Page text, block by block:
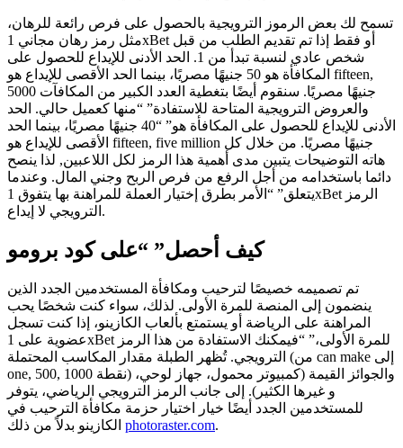
تسمح لك بعض الرموز الترويجية بالحصول على فرص رائعة للرهان،
مثل رمز رهان مجاني 1xBet أو فقط إذا تم تقديم الطلب من قبل
شخص عادي لنسبة تبدأ من 1. الحد الأدنى للإيداع للحصول على
المكافأة هو 50 جنيهًا مصريًا، بينما الحد الأقصى للإيداع هو fifteen,
5000 جنيهًا مصريًا. سنقوم أيضًا بتغطية العدد الكبير من المكافآت
والعروض الترويجية المتاحة للاستفادة” “منها كعميل حالي. الحد
الأدنى للإيداع للحصول على المكافأة هو” “40 جنيهًا مصريًا، بينما الحد
الأقصى للإيداع هو fifteen, five million جنيهًا مصريًا. من خلال كل
هاته التوضيحات يتبين مدى أهمية هذا الرمز لكل اللاعبين, لذا ينصح
دائما باستخدامه من أجل الرفع من فرص الربح وجني المال. وعندما
يتعلق” “الأمر بطرق إختيار العملة للمراهنة بها يتفوق 1xBet الرمز
الترويجي لا إيداع.
كيف أحصل” “على كود برومو
تم تصميمه خصيصًا لترحيب ومكافأة المستخدمين الجدد الذين
ينضمون إلى المنصة للمرة الأولى. لذلك، سواء كنت شخصًا يحب
المراهنة على الرياضة أو يستمتع بألعاب الكازينو، إذا كنت تسجل
عضوية على 1xBet للمرة الأولى،” “فيمكنك الاستفادة من هذا الرمز
الترويجي. تُظهر الطبلة مقدار المكاسب المحتملة (من can make إلى
one, 500, 1000 نقطة) والجوائز القيمة (كمبيوتر محمول، جهاز لوحي،
و غيرها الكثير). إلى جانب الرمز الترويجي الرياضي، يتوفر
للمستخدمين الجدد أيضًا خيار اختيار حزمة مكافأة الترحيب في
photoraster.com.